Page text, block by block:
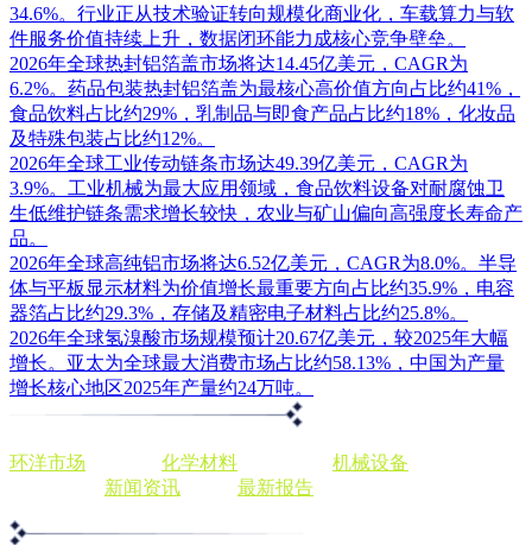
34.6%。行业正从技术验证转向规模化商业化，车载算力与软
件服务价值持续上升，数据闭环能力成核心竞争壁垒。
2026年全球热封铝箔盖市场将达14.45亿美元，CAGR为
6.2%。药品包装热封铝箔盖为最核心高价值方向占比约41%，
食品饮料占比约29%，乳制品与即食产品占比约18%，化妆品
及特殊包装占比约12%。
2026年全球工业传动链条市场达49.39亿美元，CAGR为
3.9%。工业机械为最大应用领域，食品饮料设备对耐腐蚀卫
生低维护链条需求增长较快，农业与矿山偏向高强度长寿命产
品。
2026年全球高纯铝市场将达6.52亿美元，CAGR为8.0%。半导
体与平板显示材料为价值增长最重要方向占比约35.9%，电容
器箔占比约29.3%，存储及精密电子材料占比约25.8%。
2026年全球氢溴酸市场规模预计20.67亿美元，较2025年大幅
增长。亚太为全球最大消费市场占比约58.13%，中国为产量
增长核心地区2025年产量约24万吨。
环洋市场 化学材料 机械设备
新闻资讯 最新报告